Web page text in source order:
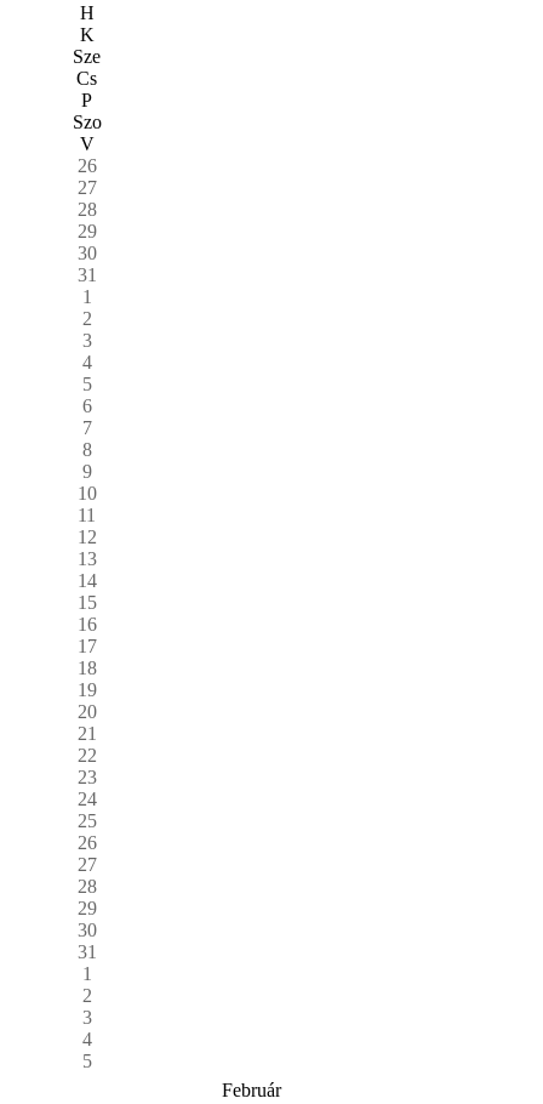
H
K
Sze
Cs
P
Szo
V
26
27
28
29
30
31
1
2
3
4
5
6
7
8
9
10
11
12
13
14
15
16
17
18
19
20
21
22
23
24
25
26
27
28
29
30
31
1
2
3
4
5
Február